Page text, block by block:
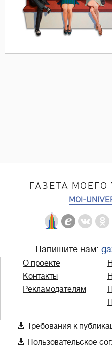
ГАЗЕТА МОЕГО
MOI-
Напишите нам:
О проекте
Контакты
Рекламодателям
 Требования к
 Пользовательское